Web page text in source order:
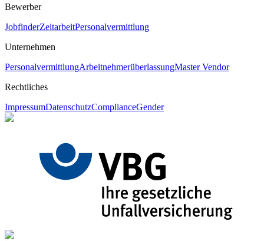
Bewerber
JobfinderZeitarbeitPersonalvermittlung
Unternehmen
PersonalvermittlungArbeitnehmerüberlassungMaster Vendor
Rechtliches
ImpressumDatenschutzComplianceGender